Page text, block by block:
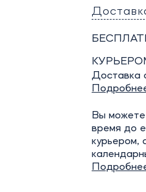
Доставка
Вы можете
время до
курьером,